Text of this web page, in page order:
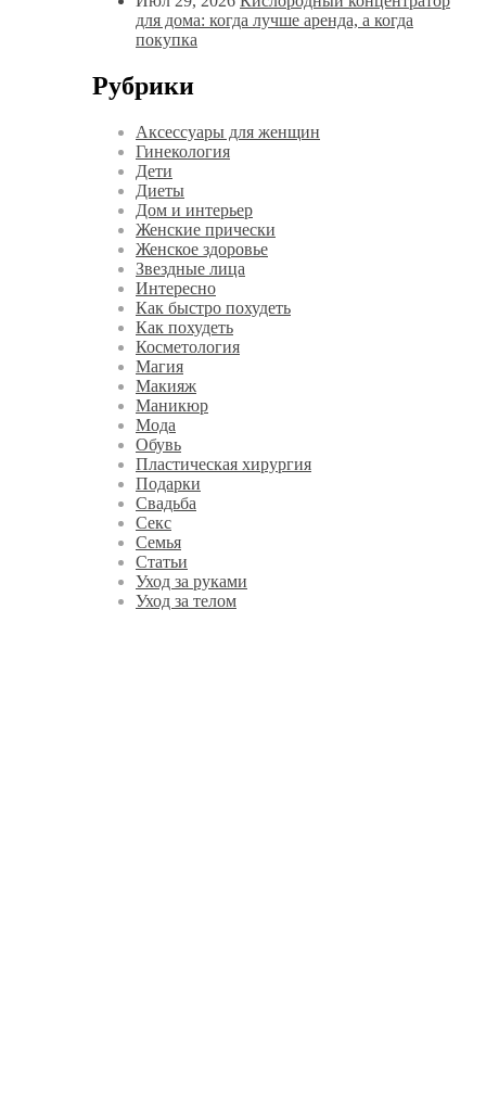
для дома: когда лучше аренда, а когда
покупка
Рубрики
Аксессуары для женщин
Гинекология
Дети
Диеты
Дом и интерьер
Женские прически
Женское здоровье
Звездные лица
Интересно
Как быстро похудеть
Как похудеть
Косметология
Магия
Макияж
Маникюр
Мода
Обувь
Пластическая хирургия
Подарки
Свадьба
Секс
Семья
Статьи
Уход за руками
Уход за телом